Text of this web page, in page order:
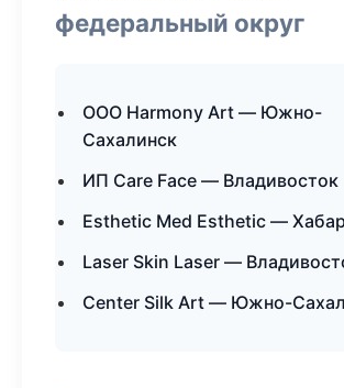
федеральный округ
ООО Harmony Art — Южно-
Сахалинск
ИП Care Face — Владивосток
Esthetic Med Esthetic —
Laser Skin Laser —
Center Silk Art — Южно-